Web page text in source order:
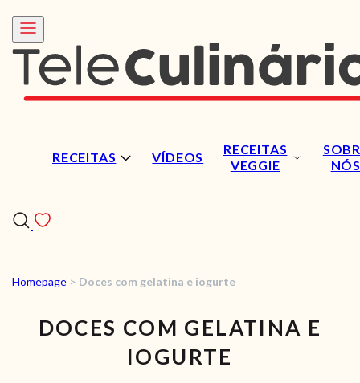
RECEITAS VÍDEOS
RECEITAS
VEGGIE
NÓS
RECEITAS
VÍDEOS
RECEITAS VEGGIE
Homepage > Doces com gelatina e iogurte
DOCES COM GELATINA E
IOGURTE